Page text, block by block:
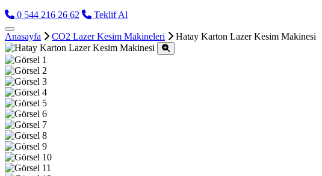
0 544 216 26 62
Teklif Al
Anasayfa CO2 Lazer Kesim Makineleri Hatay Karton Lazer Kesim Makinesi